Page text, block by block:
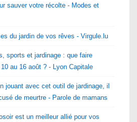
sauver votre récolte - Modes et
du jardin de vos rêves - Virgule.lu
sports et jardinage : que faire
au 16 août ? - Lyon Capitale
jouant avec cet outil de jardinage, il
de meurtre - Parole de mamans
est un meilleur allié pour vos